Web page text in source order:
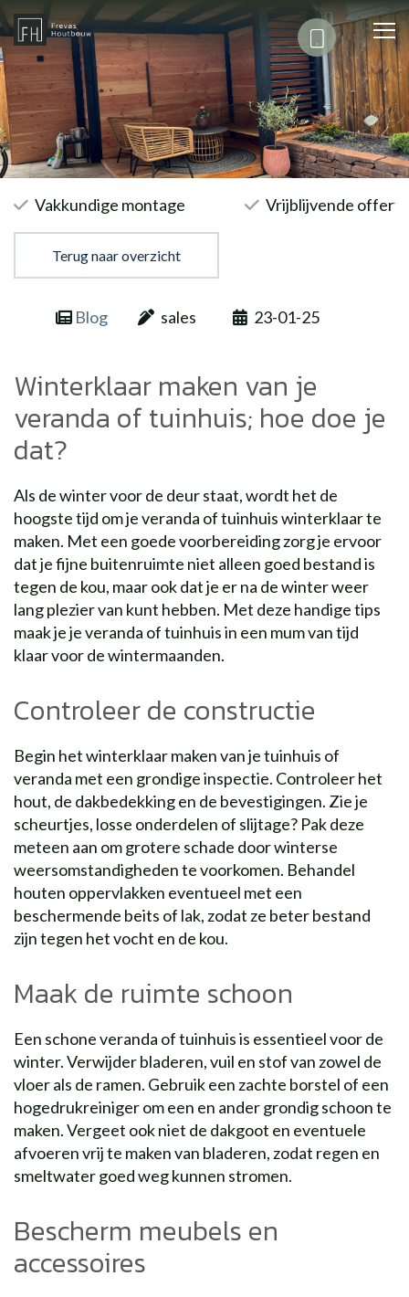
Vakkundige montage Vrijblijvende offerte
Terug naar overzicht
Blog sales 23-01-25
Winterklaar maken van je
veranda of tuinhuis; hoe doe je
dat?
Als de winter voor de deur staat, wordt het de
hoogste tijd om je veranda of tuinhuis winterklaar te
maken. Met een goede voorbereiding zorg je ervoor
dat je fijne buitenruimte niet alleen goed bestand is
tegen de kou, maar ook dat je er na de winter weer
lang plezier van kunt hebben. Met deze handige tips
maak je je veranda of tuinhuis in een mum van tijd
klaar voor de wintermaanden.
Controleer de constructie
Begin het winterklaar maken van je tuinhuis of
veranda met een grondige inspectie. Controleer het
hout, de dakbedekking en de bevestigingen. Zie je
scheurtjes, losse onderdelen of slijtage? Pak deze
meteen aan om grotere schade door winterse
weersomstandigheden te voorkomen. Behandel
houten oppervlakken eventueel met een
beschermende beits of lak, zodat ze beter bestand
zijn tegen het vocht en de kou.
Maak de ruimte schoon
Een schone veranda of tuinhuis is essentieel voor de
winter. Verwijder bladeren, vuil en stof van zowel de
vloer als de ramen. Gebruik een zachte borstel of een
hogedrukreiniger om een en ander grondig schoon te
maken. Vergeet ook niet de dakgoot en eventuele
afvoeren vrij te maken van bladeren, zodat regen en
smeltwater goed weg kunnen stromen.
Bescherm meubels en
accessoires